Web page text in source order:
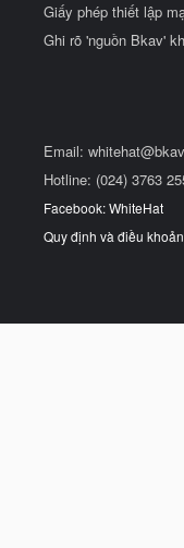
Giấy phép thiết lập
Ghi rõ 'nguồn Bkav'
Email:
Hotline: (024) 3763
Facebook: WhiteHat
Quy định và điều